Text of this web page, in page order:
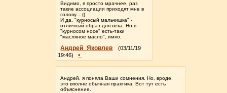
Видимо, я просто мрачнее, раз
такие ассоциации приходят мне в
голову... ((
И да, "курносый мальчишка" -
отличный образ для века. Но в
"курносом носе" есть-таки
"масляное масло", имхо.
Андрей_Яковлев
(03/11/19
19:46)
•
Андрей, я поняла Ваши сомнения. Но, вроде,
это вполне обычная практика. Вот тут есть
объяснение.